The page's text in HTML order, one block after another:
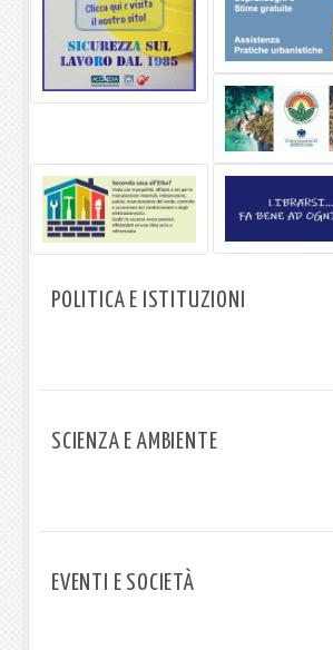
POLITICA E ISTITUZIONI
SCIENZA E AMBIENTE
EVENTI E SOCIETÀ